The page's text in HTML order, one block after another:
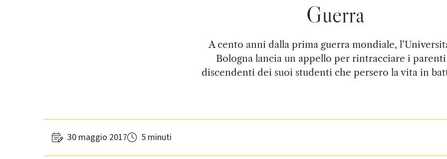
Guerra
A cento anni dalla prima guerra mondiale,
Bologna lancia un appello per rintracciare i
discendenti dei suoi studenti che persero la vita in
30 maggio 2017 5 minuti